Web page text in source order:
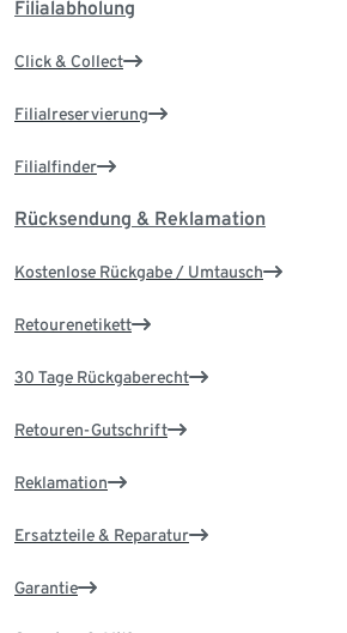
Filialabholung
Click & Collect
Filialreservierung
Filialfinder
Rücksendung & Reklamation
Kostenlose Rückgabe / Umtausch
Retourenetikett
30 Tage Rückgaberecht
Retouren-Gutschrift
Reklamation
Ersatzteile & Reparatur
Garantie